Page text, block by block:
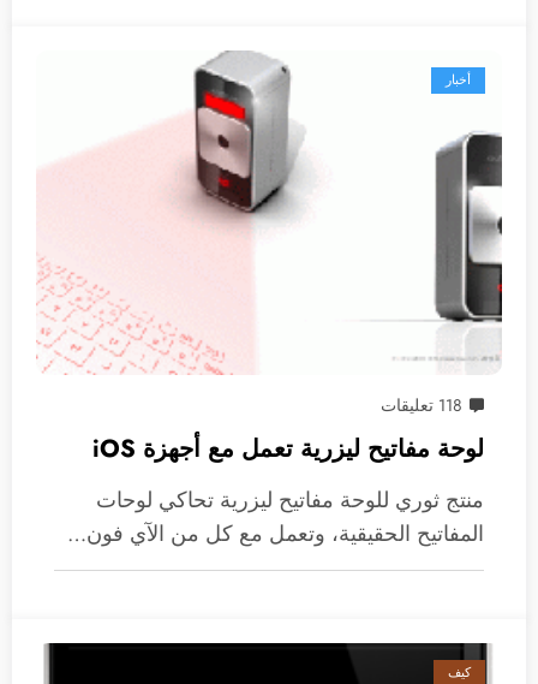
أخبار
118 تعليقات
لوحة مفاتيح ليزرية تعمل مع أجهزة iOS
منتج ثوري للوحة مفاتيح ليزرية تحاكي لوحات
المفاتيح الحقيقية، وتعمل مع كل من الآي فون…
كيف